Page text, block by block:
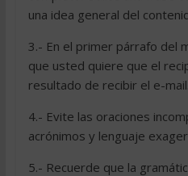
una idea general del
3.- En el primer párrafo del
que usted quiere que el
resultado de recibir el e-mail.
4.- Evite las oraciones
acrónimos y lenguaje
5.- Recuerde que la